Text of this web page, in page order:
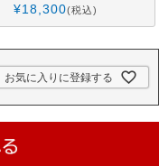
¥18,300 税込
お気に入りに登録する